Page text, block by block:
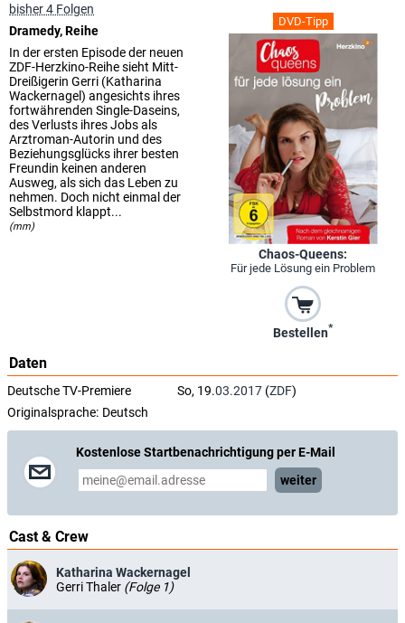
DVD-Tipp
Chaos-Queens:
Für jede Lösung ein Problem
Bestellen*
bisher 4 Folgen
Dramedy, Reihe
In der ersten Episode der neuen
ZDF-Herzkino-Reihe sieht Mitt-
Dreißigerin Gerri (Katharina
Wackernagel) angesichts ihres
fortwährenden Single-Daseins,
des Verlusts ihres Jobs als
Arztroman-Autorin und des
Beziehungsglücks ihrer besten
Freundin keinen anderen
Ausweg, als sich das Leben zu
nehmen. Doch nicht einmal der
Selbstmord klappt...
(mm)
Daten
Deutsche TV-Premiere So, 19.03.2017 (ZDF)
Originalsprache: Deutsch
Kostenlose Startbenachrichtigung per E-Mail
weiter
Cast & Crew
Katharina Wackernagel
Gerri Thaler (Folge 1)